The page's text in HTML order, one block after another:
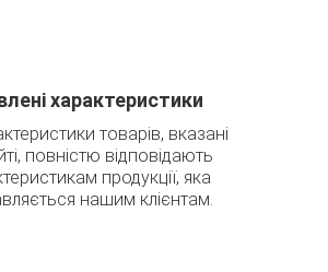
характеристики
товарів, вказані
повністю відповідають
продукції, яка
нашим клієнтам.